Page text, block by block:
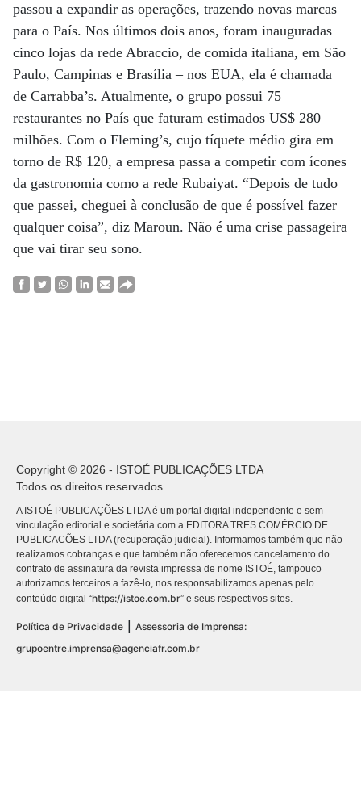
passou a expandir as operações, trazendo novas marcas
para o País. Nos últimos dois anos, foram inauguradas
cinco lojas da rede Abraccio, de comida italiana, em São
Paulo, Campinas e Brasília – nos EUA, ela é chamada
de Carrabba’s. Atualmente, o grupo possui 75
restaurantes no País que faturam estimados US$ 280
milhões. Com o Fleming’s, cujo tíquete médio gira em
torno de R$ 120, a empresa passa a competir com ícones
da gastronomia como a rede Rubaiyat. “Depois de tudo
que passei, cheguei à conclusão de que é possível fazer
qualquer coisa”, diz Maroun. Não é uma crise passageira
que vai tirar seu sono.
Copyright © 2026 - ISTOÉ PUBLICAÇÕES LTDA
Todos os direitos reservados.
A ISTOÉ PUBLICAÇÕES LTDA é um portal digital independente e sem
vinculação editorial e societária com a EDITORA TRES COMÉRCIO DE
PUBLICACÕES LTDA (recuperação judicial). Informamos também que não
realizamos cobranças e que também não oferecemos cancelamento do
contrato de assinatura da revista impressa de nome ISTOÉ, tampouco
autorizamos terceiros a fazê-lo, nos responsabilizamos apenas pelo
conteúdo digital “https://istoe.com.br” e seus respectivos sites.
Política de Privacidade
Assessoria de Imprensa:
grupoentre.imprensa@agenciafr.com.br